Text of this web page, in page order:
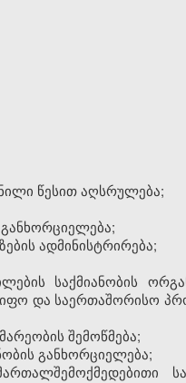
წესით აღსრულება;
ადმინისტრირება;
საქმიანობის
და საერთაშორისო
შემოწმება;
განხორციელება;